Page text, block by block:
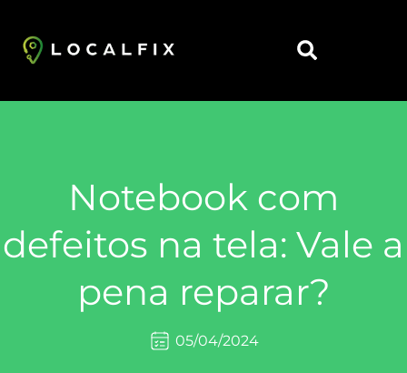
Notebook com
defeitos na tela: Vale a
05/04/2024